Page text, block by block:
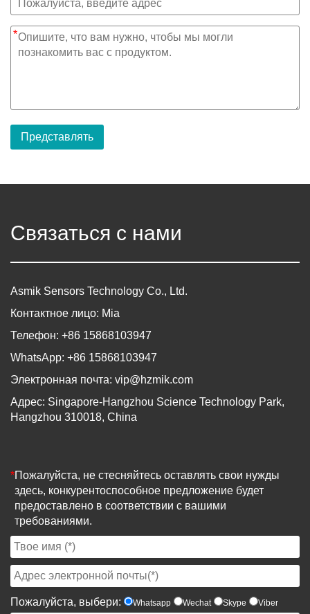
*
Представлять
Связаться с нами
Asmik Sensors Technology Co., Ltd.
Контактное лицо: Mia
Телефон: +86 15868103947
WhatsApp: +86 15868103947
Электронная почта: vip@hzmik.com
Адрес: Singapore-Hangzhou Science Technology Park,
Hangzhou 310018, China
*Пожалуйста, не стесняйтесь оставлять свои нужды
здесь, конкурентоспособное предложение будет
предоставлено в соответствии с вашими
требованиями.
Пожалуйста, выбери: Whatsapp Wechat Skype Viber